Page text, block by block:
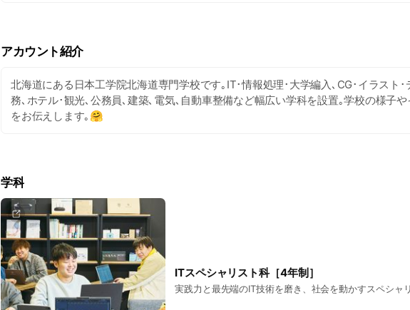
アカウント紹介
北海道にある日本工学院北海道専門学校です｡IT･情報処理･大学編入､CG･イラスト･
務､ホテル･観光､公務員､建築､電気､自動車整備など幅広い学科を設置｡学校の様子
をお伝えします｡🤗
学科
ITスペシャリスト科［4年制］
実践力と最先端のIT技術を磨き、社会を動かすスペシャ